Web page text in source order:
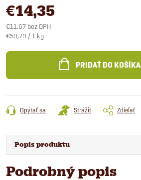
€14,35
€11,67 bez DPH
Jednotková
€59,79 / 1 kg
PRIDAŤ DO KOŠÍKA
Opýtať sa Strážiť Zdieľať
Popis produktu
Podrobný popis